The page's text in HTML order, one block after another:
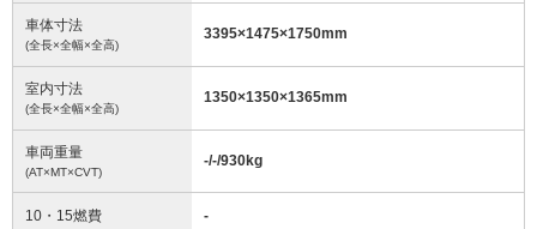
車体寸法
(全長×全幅×全高)
3395×1475×1750mm
室内寸法
(全長×全幅×全高)
1350×1350×1365mm
車両重量
(AT×MT×CVT)
-/-/930kg
10・15燃費 -